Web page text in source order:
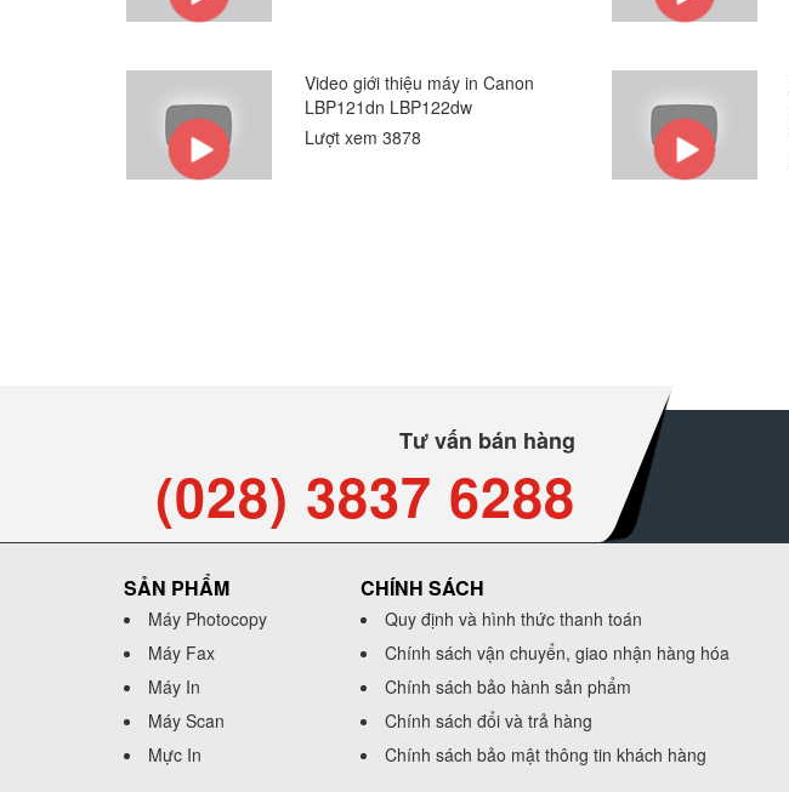
Video giới thiệu máy in Canon
LBP121dn LBP122dw
Lượt xem 3878
Tư vấn bán hàng
(028) 3837 6288
SẢN PHẨM
Máy Photocopy
Máy Fax
Máy In
Máy Scan
Mực In
CHÍNH SÁCH
Quy định và hình thức thanh toán
Chính sách vận chuyển, giao nhận hàng hóa
Chính sách bảo hành sản phẩm
Chính sách đổi và trả hàng
Chính sách bảo mật thông tin khách hàng